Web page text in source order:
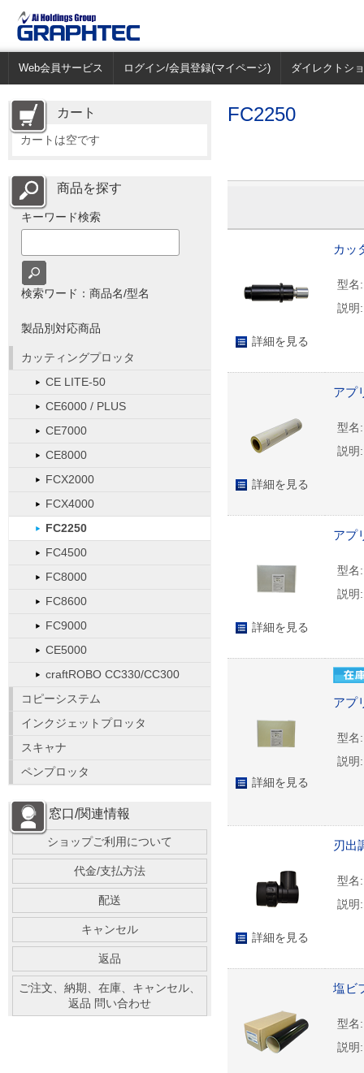
Web会員サービス ログイン/会員登録(マイページ) ダイレクトシ
FC2250
詳細を見る
カッ
型名:
説明:
詳細を見る
アプ
型名:
説明:
詳細を見る
アプ
型名:
説明:
詳細を見る
アプ
型名:
説明:
詳細を見る
刃出
型名:
説明:
塩ビ
型名:
説明:
カート
カートは空です
商品を探す
キーワード検索
検索ワード：商品名/型名
製品別対応商品
カッティングプロッタ
CE LITE-50
CE6000 / PLUS
CE7000
CE8000
FCX2000
FCX4000
FC2250
FC4500
FC8000
FC8600
FC9000
CE5000
craftROBO CC330/CC300
コピーシステム
インクジェットプロッタ
スキャナ
ペンプロッタ
窓口/関連情報
ショップご利用について
代金/支払方法
配送
キャンセル
返品
ご注文、納期、在庫、キャンセル、
返品 問い合わせ